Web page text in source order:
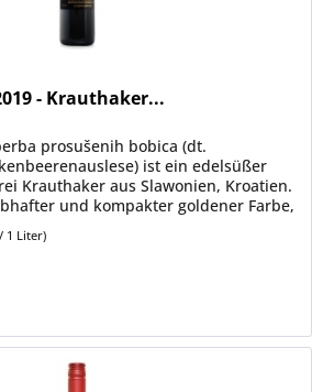
- Krauthaker...
prosušenih bobica (dt.
ist ein edelsüßer
Krauthaker aus Slawonien, Kroatien.
und kompakter goldener Farbe,
1 Liter)